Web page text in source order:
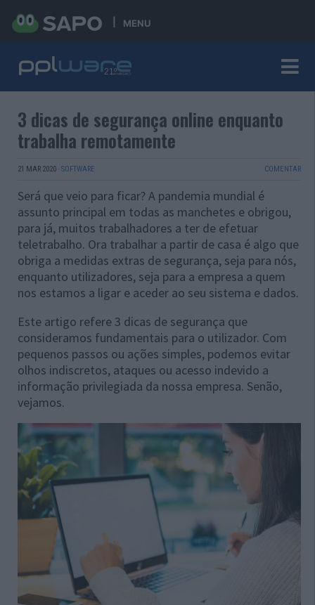
MENU
3 dicas de segurança online enquanto
trabalha remotamente
21 MAR 2020 · SOFTWARE COMENTAR
Será que veio para ficar? A pandemia mundial é
assunto principal em todas as manchetes e obrigou,
para já, muitos trabalhadores a ter de efetuar
teletrabalho. Ora trabalhar a partir de casa é algo que
obriga a medidas extras de segurança, seja para nós,
enquanto utilizadores, seja para a empresa a quem
nos estamos a ligar e aceder ao seu sistema e dados.
Este artigo refere 3 dicas de segurança que
consideramos fundamentais para o utilizador. Com
pequenos passos ou ações simples, podemos evitar
olhos indiscretos, ataques ou acesso indevido a
informação privilegiada da nossa empresa. Senão,
vejamos.